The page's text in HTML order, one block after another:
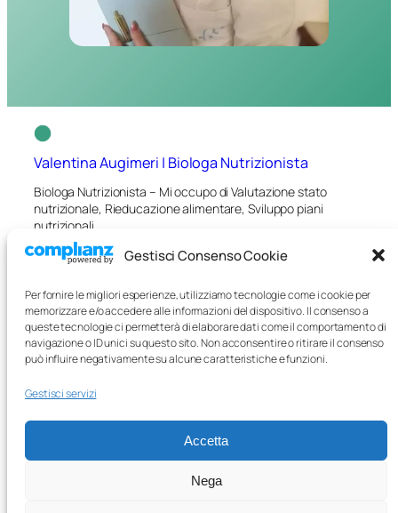
Gestisci Consenso Cookie
Per fornire le migliori esperienze, utilizziamo tecnologie come i cookie per
memorizzare e/o accedere alle informazioni del dispositivo. Il consenso a
queste tecnologie ci permetterà di elaborare dati come il comportamento di
navigazione o ID unici su questo sito. Non acconsentire o ritirare il consenso
può influire negativamente su alcune caratteristiche e funzioni.
Gestisci servizi
Accetta
Nega
Valentina Augimeri | Biologa Nutrizionista
Biologa Nutrizionista – Mi occupo di Valutazione stato
nutrizionale, Rieducazione alimentare, Sviluppo piani
nutrizionali.
Iscrizione albo professionale:Sezione A – Matricola
Telefono: (+39) 340 6752409
Email:valentinaugimeri@gmail.com
Pec:valentina.augimeri@biologo.onb.it
Chi sono
CurriculumPrivacy Policy